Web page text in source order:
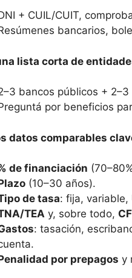
+ CUIL/CUIT,
bancarios,
lista corta de
bancos públicos +
por beneficios
datos comparables
de financiación
(10–30 años).
de tasa: fija, variable,
TEA y, sobre todo,
: tasación,
por prepagos y